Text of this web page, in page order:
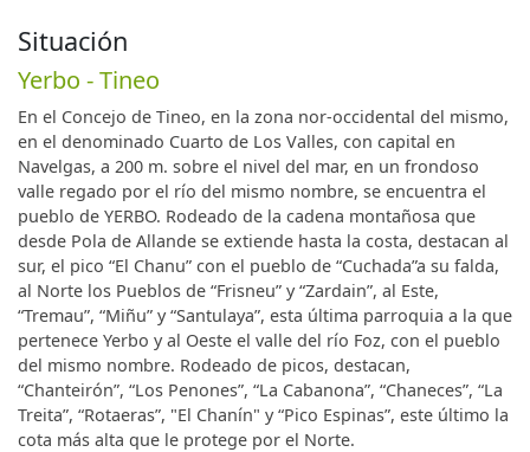
Situación
Yerbo - Tineo
En el Concejo de Tineo, en la zona nor-occidental del mismo,
en el denominado Cuarto de Los Valles, con capital en
Navelgas, a 200 m. sobre el nivel del mar, en un frondoso
valle regado por el río del mismo nombre, se encuentra el
pueblo de YERBO. Rodeado de la cadena montañosa que
desde Pola de Allande se extiende hasta la costa, destacan al
sur, el pico “El Chanu” con el pueblo de “Cuchada”a su falda,
al Norte los Pueblos de “Frisneu” y “Zardain”, al Este,
“Tremau”, “Miñu” y “Santulaya”, esta última parroquia a la que
pertenece Yerbo y al Oeste el valle del río Foz, con el pueblo
del mismo nombre. Rodeado de picos, destacan,
“Chanteirón”, “Los Penones”, “La Cabanona”, “Chaneces”, “La
Treita”, “Rotaeras”, "El Chanín" y “Pico Espinas”, este último la
cota más alta que le protege por el Norte.